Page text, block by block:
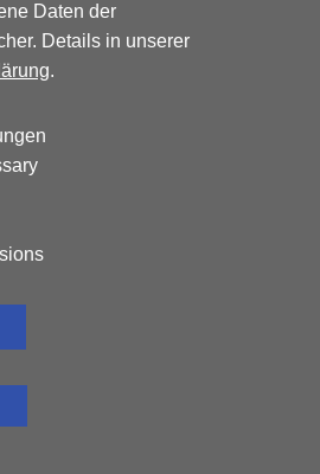
Benzin, 152.797 km, 150 PS,
119 g/km, Kraftstoffverbrauch
Daten der
Details in unserer
.